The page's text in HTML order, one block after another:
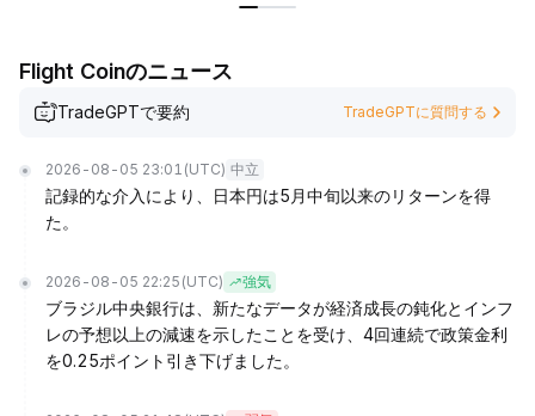
Flight Coinのニュース
TradeGPTで要約 TradeGPTに質問する
2026-08-05 23:01 (UTC) 中立
記録的な介入により、日本円は5月中旬以来のリターンを得
た。
2026-08-05 22:25 (UTC) 強気
ブラジル中央銀行は、新たなデータが経済成長の鈍化とインフ
レの予想以上の減速を示したことを受け、4回連続で政策金利
を0.25ポイント引き下げました。